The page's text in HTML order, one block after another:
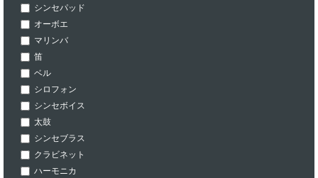
シンセパッド
オーボエ
マリンバ
笛
ベル
シロフォン
シンセボイス
太鼓
シンセブラス
クラビネット
ハーモニカ